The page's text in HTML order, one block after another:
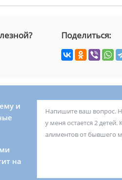
Поделиться:
и
на